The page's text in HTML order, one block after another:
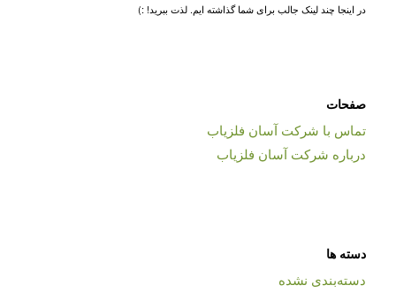
در اینجا چند لینک جالب برای شما گذاشته ایم. لذت ببرید! :)
صفحات
تماس با شرکت آسان فلزیاب
درباره شرکت آسان فلزیاب
دسته ها
دسته‌بندی نشده